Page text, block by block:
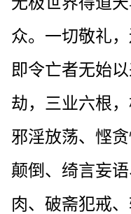
众。一切敬礼
即令亡者无始
劫，三业六根
邪淫放荡、悭
颠倒、绮言妄
肉、破斋犯戒